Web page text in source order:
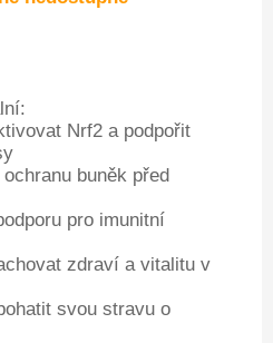
Nrf2 a podpořit
buněk před
pro imunitní
zdraví a vitalitu v
svou stravu o